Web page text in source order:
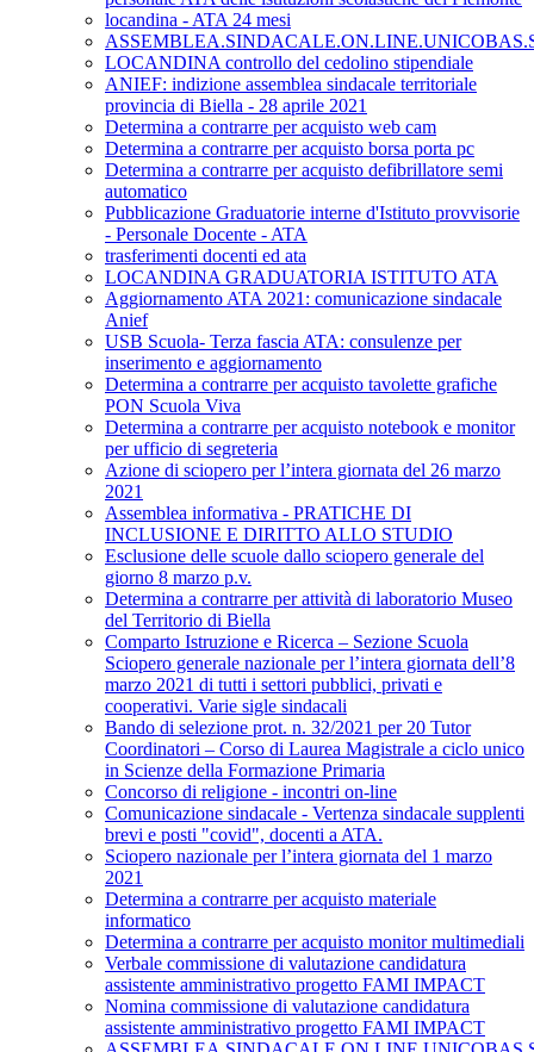
locandina - ATA 24 mesi
LOCANDINA controllo del cedolino stipendiale
ANIEF: indizione assemblea sindacale territoriale
provincia di Biella - 28 aprile 2021
Determina a contrarre per acquisto web cam
Determina a contrarre per acquisto borsa porta pc
Determina a contrarre per acquisto defibrillatore semi
automatico
Pubblicazione Graduatorie interne d'Istituto provvisorie
- Personale Docente - ATA
trasferimenti docenti ed ata
LOCANDINA GRADUATORIA ISTITUTO ATA
Aggiornamento ATA 2021: comunicazione sindacale
Anief
USB Scuola- Terza fascia ATA: consulenze per
inserimento e aggiornamento
Determina a contrarre per acquisto tavolette grafiche
PON Scuola Viva
Determina a contrarre per acquisto notebook e monitor
per ufficio di segreteria
Azione di sciopero per l’intera giornata del 26 marzo
2021
Assemblea informativa - PRATICHE DI
INCLUSIONE E DIRITTO ALLO STUDIO
Esclusione delle scuole dallo sciopero generale del
giorno 8 marzo p.v.
Determina a contrarre per attività di laboratorio Museo
del Territorio di Biella
Comparto Istruzione e Ricerca – Sezione Scuola
Sciopero generale nazionale per l’intera giornata dell’8
marzo 2021 di tutti i settori pubblici, privati e
cooperativi. Varie sigle sindacali
Bando di selezione prot. n. 32/2021 per 20 Tutor
Coordinatori – Corso di Laurea Magistrale a ciclo unico
in Scienze della Formazione Primaria
Concorso di religione - incontri on-line
Comunicazione sindacale - Vertenza sindacale supplenti
brevi e posti "covid", docenti a ATA.
Sciopero nazionale per l’intera giornata del 1 marzo
2021
Determina a contrarre per acquisto materiale
informatico
Determina a contrarre per acquisto monitor multimediali
Verbale commissione di valutazione candidatura
assistente amministrativo progetto FAMI IMPACT
Nomina commissione di valutazione candidatura
assistente amministrativo progetto FAMI IMPACT